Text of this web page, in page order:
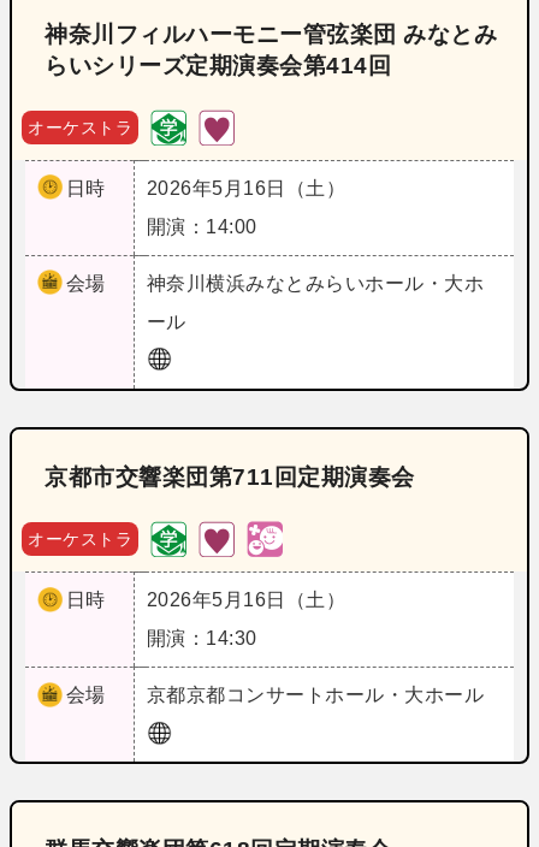
神奈川フィルハーモニー管弦楽団 みなとみ
らいシリーズ定期演奏会第414回
オーケストラ
日時
2026年5月16日（土）
開演：14:00
会場 神奈川横浜みなとみらいホール・大ホ
ール
京都市交響楽団第711回定期演奏会
オーケストラ
日時
2026年5月16日（土）
開演：14:30
会場 京都京都コンサートホール・大ホール